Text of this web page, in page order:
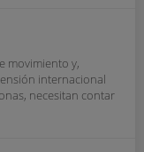
movimiento y,
internacional
necesitan contar